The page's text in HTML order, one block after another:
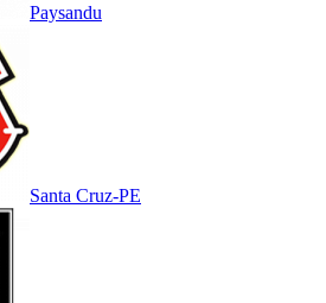
Paysandu
Santa Cruz-PE